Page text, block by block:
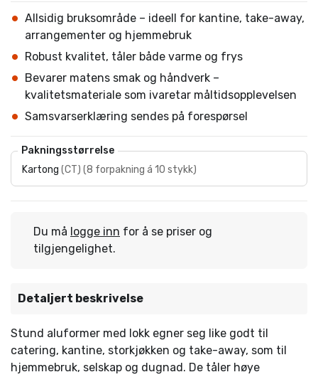
Allsidig bruksområde – ideell for kantine, take-away,
arrangementer og hjemmebruk
Robust kvalitet, tåler både varme og frys
Bevarer matens smak og håndverk –
kvalitetsmateriale som ivaretar måltidsopplevelsen
Samsvarserklæring sendes på forespørsel
Pakningsstørrelse
Kartong (CT) (8 forpakning á 10 stykk)
Du må logge inn for å se priser og
tilgjengelighet.
Detaljert beskrivelse
Stund aluformer med lokk egner seg like godt til
catering, kantine, storkjøkken og take-away, som til
hjemmebruk, selskap og dugnad. De tåler høye